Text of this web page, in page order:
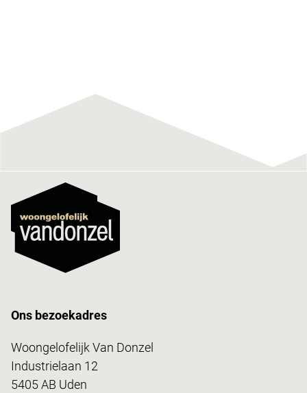
Ons bezoekadres
Woongelofelijk Van Donzel
Industrielaan 12
5405 AB Uden